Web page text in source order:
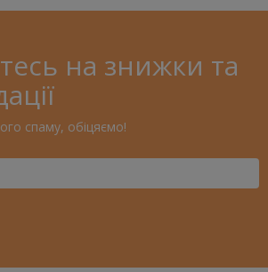
на знижки та
спаму, обіцяємо!